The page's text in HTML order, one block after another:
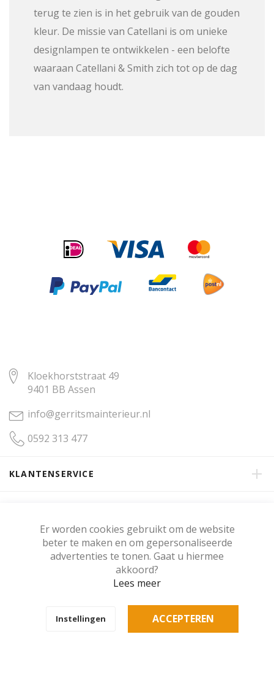
Er worden cookies gebruikt om de website
beter te maken en om gepersonaliseerde
advertenties te tonen. Gaat u hiermee
akkoord?
Lees meer
Instellingen ACCEPTEREN
terug te zien is in het gebruik van de gouden
kleur. De missie van Catellani is om unieke
designlampen te ontwikkelen - een belofte
waaraan Catellani & Smith zich tot op de dag
van vandaag houdt.
Kloekhorststraat 49
9401 BB Assen
info@gerritsmainterieur.nl
0592 313 477
KLANTENSERVICE
KLANTENBEOORDELING
Copyright © Gerritsma Interieur.